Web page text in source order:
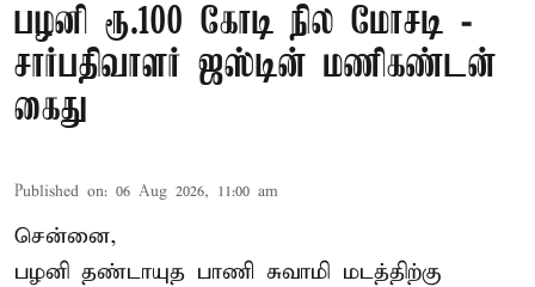
பழனி ரூ.100 கோடி நில மோசடி -
சார்பதிவாளர் ஜஸ்டின் மணிகண்டன்
கைது
Published on: 06 Aug 2026, 11:00 am
சென்னை,
பழனி தண்டாயுத பாணி சுவாமி மடத்திற்கு